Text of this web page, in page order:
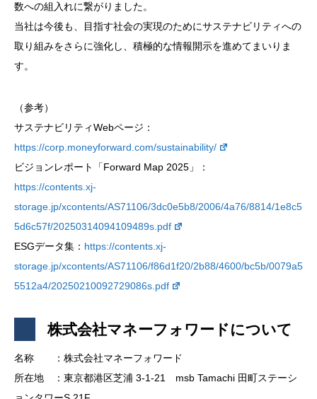
数への組入れに繋がりました。
当社は今後も、目指す社会の実現のためにサステナビリティへの
取り組みをさらに強化し、積極的な情報開示を進めてまいりま
す。
（参考）
サステナビリティWebページ：
https://corp.moneyforward.com/sustainability/
ビジョンレポート「Forward Map 2025」：
https://contents.xj-
storage.jp/xcontents/AS71106/3dc0e5b8/2006/4a76/8814/1e8c5
5d6c57f/20250314094109489s.pdf
ESGデータ集： https://contents.xj-
storage.jp/xcontents/AS71106/f86d1f20/2b88/4600/bc5b/0079a5
5512a4/20250210092729086s.pdf
株式会社マネーフォワードについて
名称 ：株式会社マネーフォワード
所在地 ：東京都港区芝浦 3-1-21 msb Tamachi 田町ステーシ